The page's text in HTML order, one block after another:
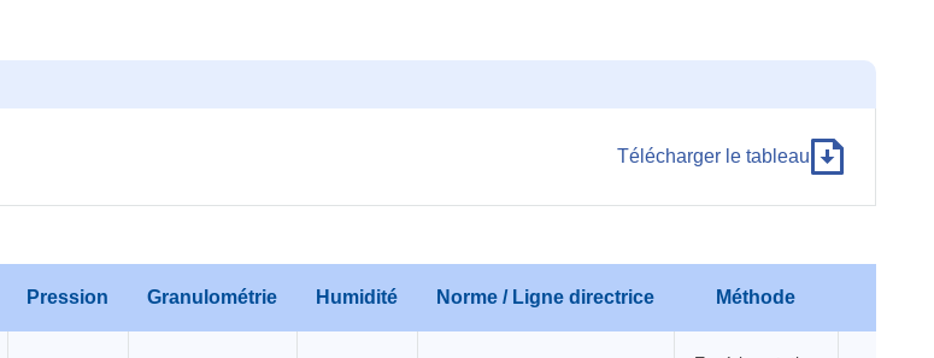
Télécharger le tableau
Pression Granulométrie Humidité Norme / Ligne directrice Méthode